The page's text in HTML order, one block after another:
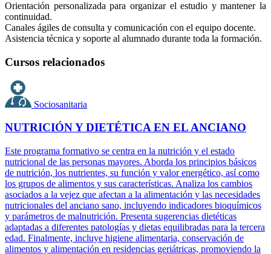
Orientación personalizada para organizar el estudio y mantener la
continuidad.
Canales ágiles de consulta y comunicación con el equipo docente.
Asistencia técnica y soporte al alumnado durante toda la formación.
Cursos relacionados
Sociosanitaria
NUTRICIÓN Y DIETÉTICA EN EL ANCIANO
Este programa formativo se centra en la nutrición y el estado
nutricional de las personas mayores. Aborda los principios básicos
de nutrición, los nutrientes, su función y valor energético, así como
los grupos de alimentos y sus características. Analiza los cambios
asociados a la vejez que afectan a la alimentación y las necesidades
nutricionales del anciano sano, incluyendo indicadores bioquímicos
y parámetros de malnutrición. Presenta sugerencias dietéticas
adaptadas a diferentes patologías y dietas equilibradas para la tercera
edad. Finalmente, incluye higiene alimentaria, conservación de
alimentos y alimentación en residencias geriátricas, promoviendo la